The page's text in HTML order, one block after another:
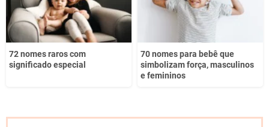
72 nomes raros com
significado especial
70 nomes para bebê que
simbolizam força, masculinos
e femininos